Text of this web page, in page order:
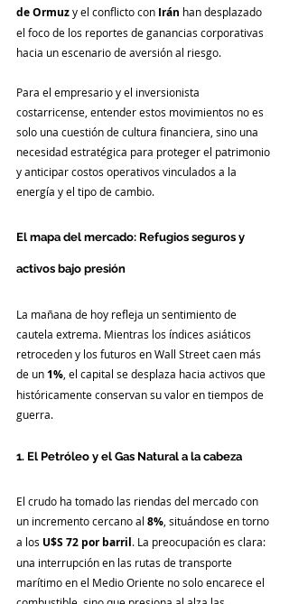
de Ormuz y el conflicto con Irán han desplazado
el foco de los reportes de ganancias corporativas
hacia un escenario de aversión al riesgo.
Para el empresario y el inversionista
costarricense, entender estos movimientos no es
solo una cuestión de cultura financiera, sino una
necesidad estratégica para proteger el patrimonio
y anticipar costos operativos vinculados a la
energía y el tipo de cambio.
El mapa del mercado: Refugios seguros y
activos bajo presión
La mañana de hoy refleja un sentimiento de
cautela extrema. Mientras los índices asiáticos
retroceden y los futuros en Wall Street caen más
de un 1% , el capital se desplaza hacia activos que
históricamente conservan su valor en tiempos de
guerra.
1. El Petróleo y el Gas Natural a la cabeza
El crudo ha tomado las riendas del mercado con
un incremento cercano al 8% , situándose en torno
a los U$S 72 por barril. La preocupación es clara:
una interrupción en las rutas de transporte
marítimo en el Medio Oriente no solo encarece el